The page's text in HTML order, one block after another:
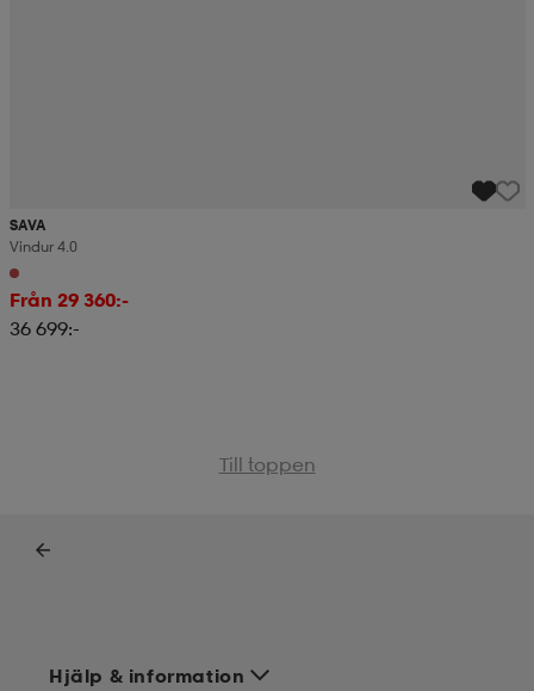
SAVA
Vindur 4.0
Från 29 360:-
36 699:-
Till toppen
Hjälp & information